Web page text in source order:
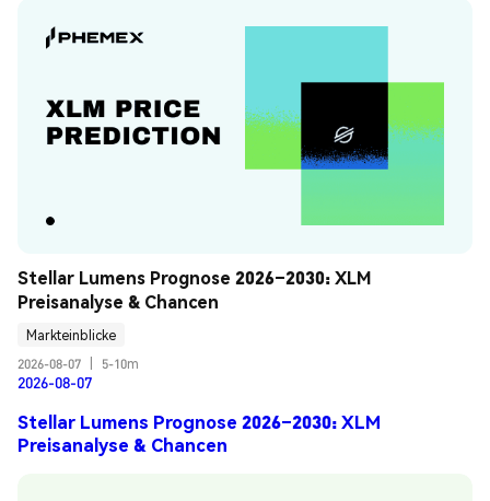
Stellar Lumens Prognose 2026–2030: XLM
Preisanalyse & Chancen
Markteinblicke
2026-08-07
5-10m
2026-08-07
Stellar Lumens Prognose 2026–2030: XLM
Preisanalyse & Chancen